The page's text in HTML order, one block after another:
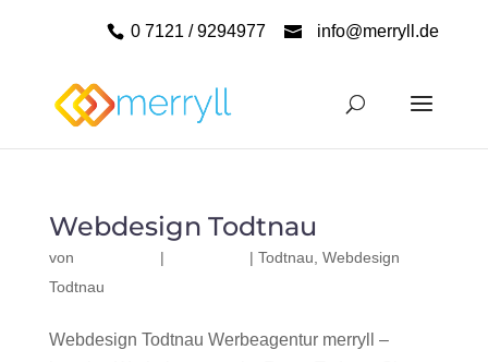
0 7121 / 9294977 info@merryll.de
Webdesign Todtnau
von | | Todtnau Webdesign
Todtnau
Webdesign Todtnau Werbeagentur merryll –